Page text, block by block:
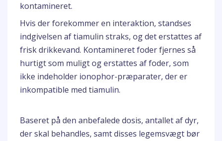
kontamineret.
Hvis der forekommer en interaktion, standses
indgivelsen af tiamulin straks, og det erstattes af
frisk drikkevand. Kontamineret foder fjernes så
hurtigt som muligt og erstattes af foder, som
ikke indeholder ionophor-præparater, der er
inkompatible med tiamulin.
Baseret på den anbefalede dosis, antallet af dyr,
der skal behandles, samt disses legemsvægt bør